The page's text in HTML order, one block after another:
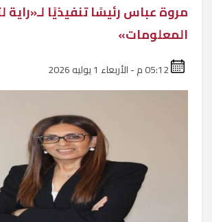
مروة عباس رئيسًا تنفيذيًا لـ«راية
المعلومات»